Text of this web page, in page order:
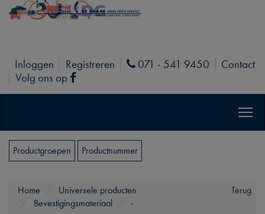
Inloggen Registreren Phone
071 - 541 9450
Contact
Volg ons op
Facebook
Productgroepen Productnummer
Terug
Home
Universele producten
Bevestigingsmateriaal
-